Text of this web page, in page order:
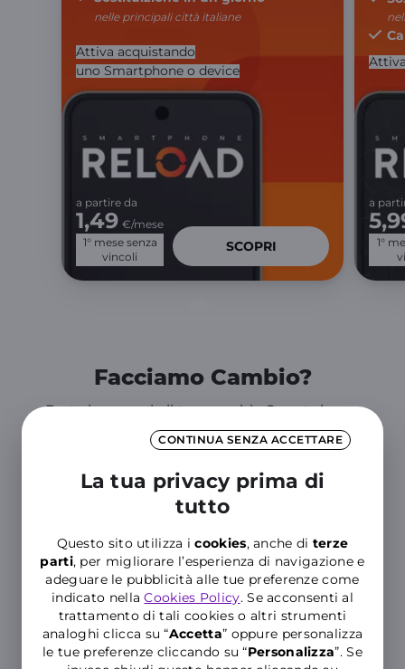
CONTINUA SENZA ACCETTARE
La tua privacy prima di
tutto
Questo sito utilizza icookies, anche di terze
parti, per migliorare l’esperienza di navigazione e
adeguare le pubblicità alle tue preferenze come
indicato nellaCookies Policy. Se acconsenti al
trattamento di tali cookies o altri strumenti
analoghi clicca su “Accetta” oppure personalizza
le tue preferenze cliccando su “Personalizza”. Se
nelle principali città italiane
Attiva acquistando
uno Smartphone o device
a partire da
1,49 €/mese
1° mese senza
vincoli
SCOPRI
a
1°
Facciamo Cambio?
Porta in negozio il tuo vecchio Smartphone,
acquistane uno nuovo
e attiva un'offerta esclusiva.
GIGA illimitati in 5G Full Speed
12,99 €/mese
SCOPRI